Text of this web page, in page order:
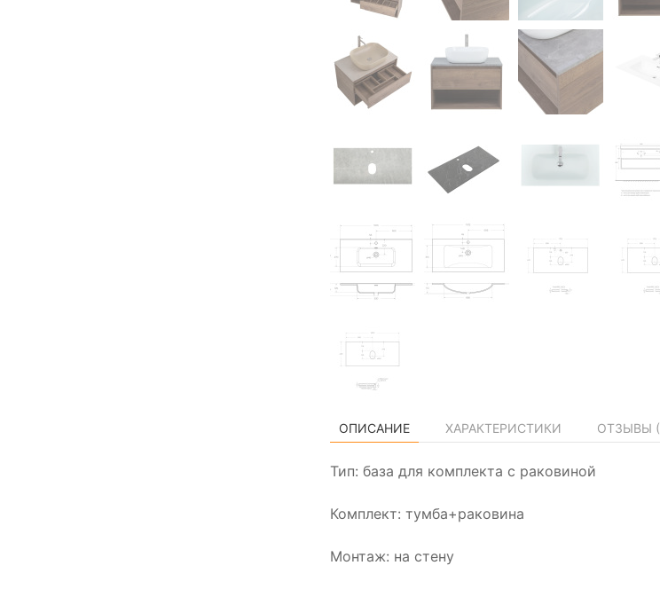
ОПИСАНИЕ ХАРАКТЕРИСТИКИ ОТЗЫВЫ (
Тип: база для комплекта с раковиной
Комплект: тумба+раковина
Монтаж: на стену